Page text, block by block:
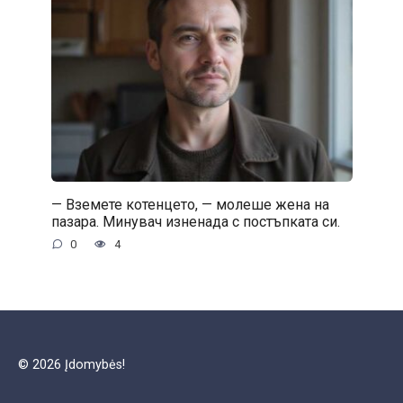
— Вземете котенцето, — молеше жена на
пазара. Минувач изненада с постъпката си.
0 4
© 2026 Įdomybės!